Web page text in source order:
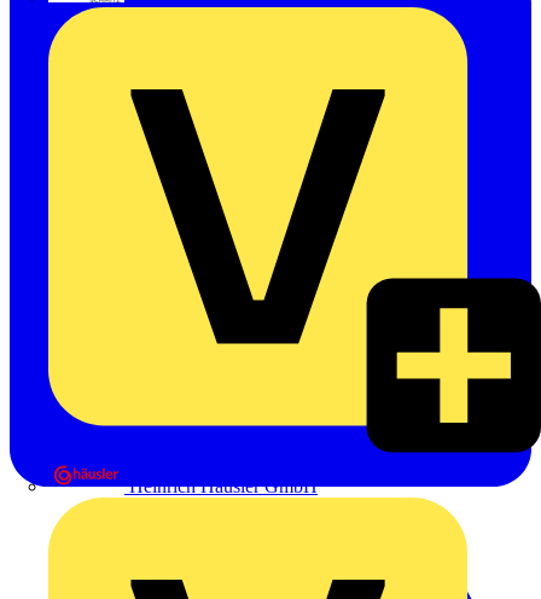
Heinrich Häusler GmbH